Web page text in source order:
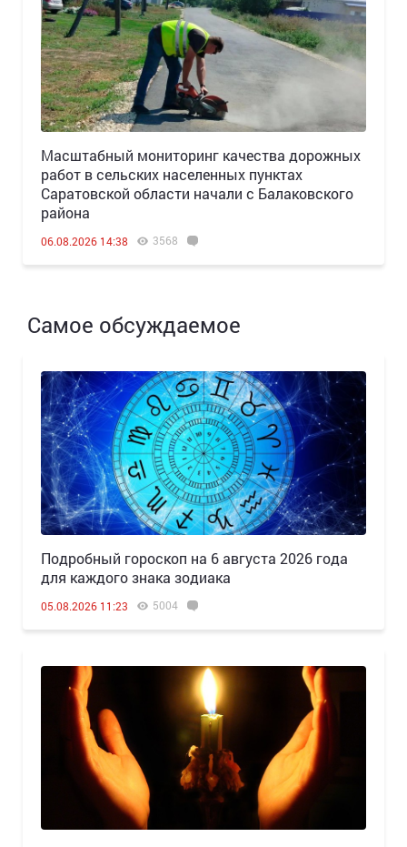
Масштабный мониторинг качества дорожных
работ в сельских населенных пунктах
Саратовской области начали с Балаковского
района
06.08.2026 14:38 3568
Самое обсуждаемое
Подробный гороскоп на 6 августа 2026 года
для каждого знака зодиака
05.08.2026 11:23 5004